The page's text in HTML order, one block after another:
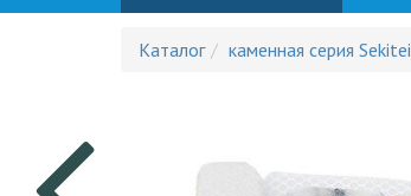
Каталог каменная серия Sekitei